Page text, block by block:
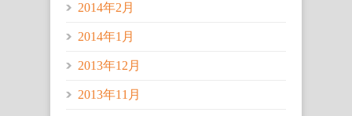
2014年2月
2014年1月
2013年12月
2013年11月